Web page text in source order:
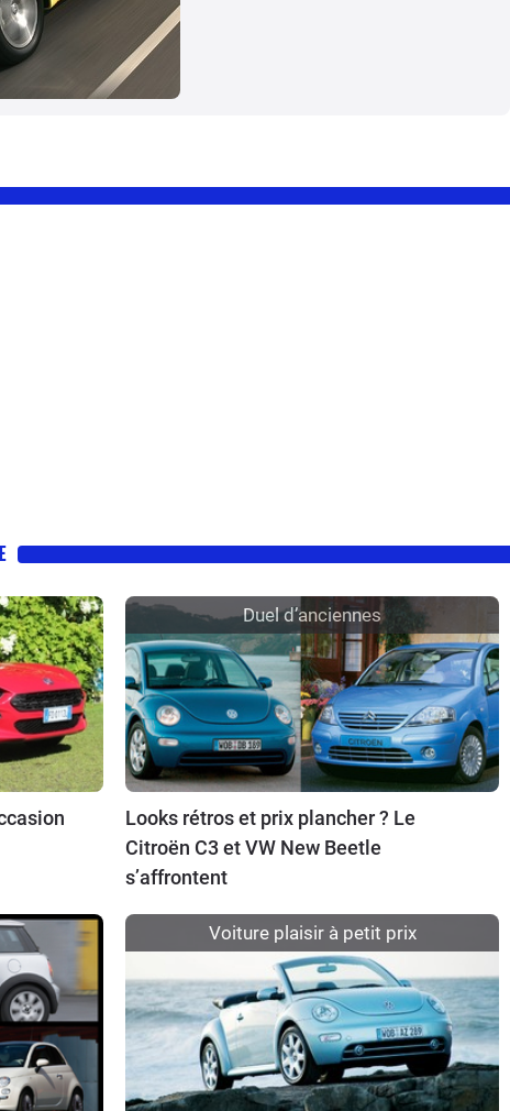
Duel d’anciennes
Looks rétros et prix plancher ? Le
Citroën C3 et VW New Beetle
s’affrontent
Voiture plaisir à petit prix